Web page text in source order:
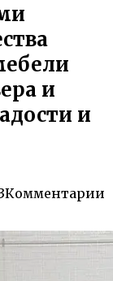
и
и
Комментарии